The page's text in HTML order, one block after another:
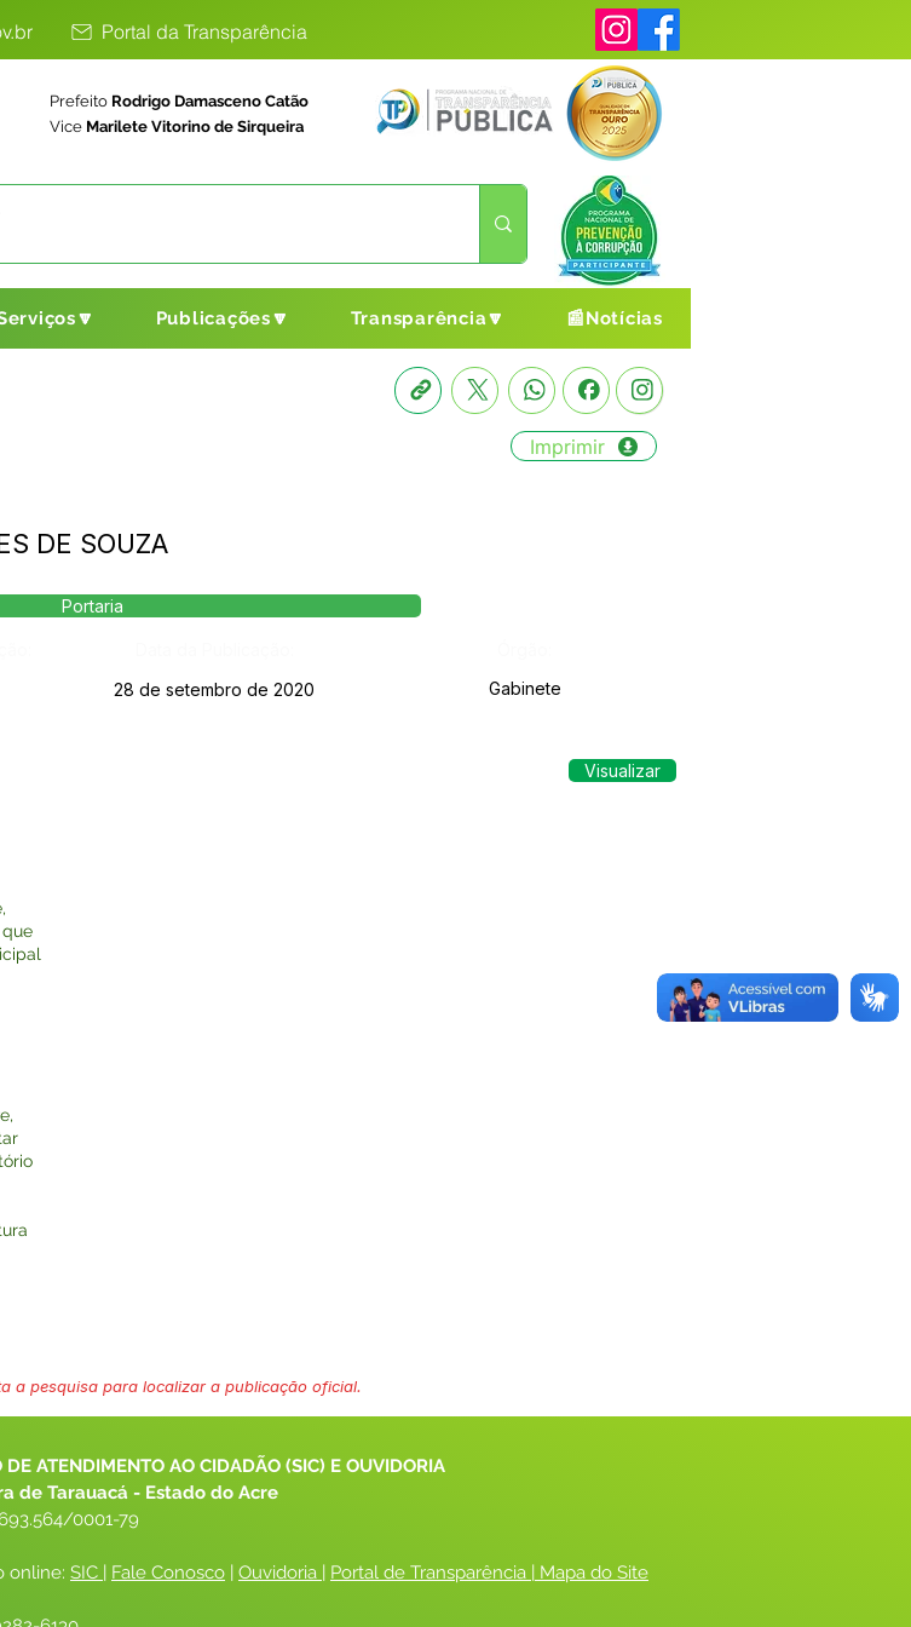
Portal da Transparência
Prefeito Rodrigo Damasceno Catão
Vice Marilete Vitorino de Sirqueira
Publicações🔽 Transparência🔽 📰Notícias
Imprimir
DE SOUZA
Portaria
28 de setembro de 2020 Gabinete
Visualizar
a pesquisa para localizar a publicação oficial.
DE ATENDIMENTO AO CIDADÃO (SIC) E OUVIDORIA
de Tarauacá - Estado do Acre
0001-79
online: SIC | Fale Conosco | Ouvidoria | Portal de Transparência | Mapa do Site